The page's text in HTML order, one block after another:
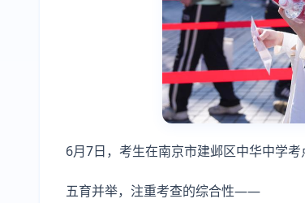
6月7日，考生在南京市建邺区中华中学
五育并举，注重考查的综合性——